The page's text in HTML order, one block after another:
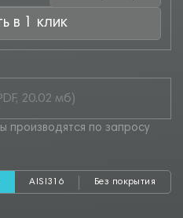
Заказать в 1 клик
20.02 мб)
производятся по запросу
AISI316 Без покрытия